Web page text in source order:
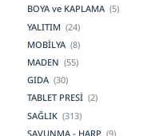
BOYA ve KAPLAMA (5)
YALITIM (24)
MOBİLYA (8)
MADEN (55)
GIDA (30)
TABLET PRESİ (2)
SAĞLIK (313)
SAVUNMA - HARP (9)